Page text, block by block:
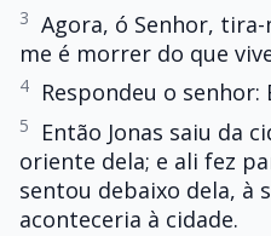
3 Agora, ó Senhor,
me é morrer do que
4 Respondeu o senhor:
5
Então Jonas saiu da
oriente dela; e ali fez
sentou debaixo dela, à
aconteceria à cidade.